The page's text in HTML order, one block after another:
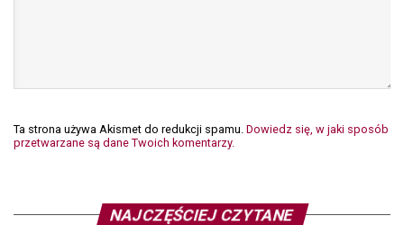
Ta strona używa Akismet do redukcji spamu. Dowiedz się, w jaki sposób
przetwarzane są dane Twoich komentarzy.
NAJCZĘŚCIEJ CZYTANE